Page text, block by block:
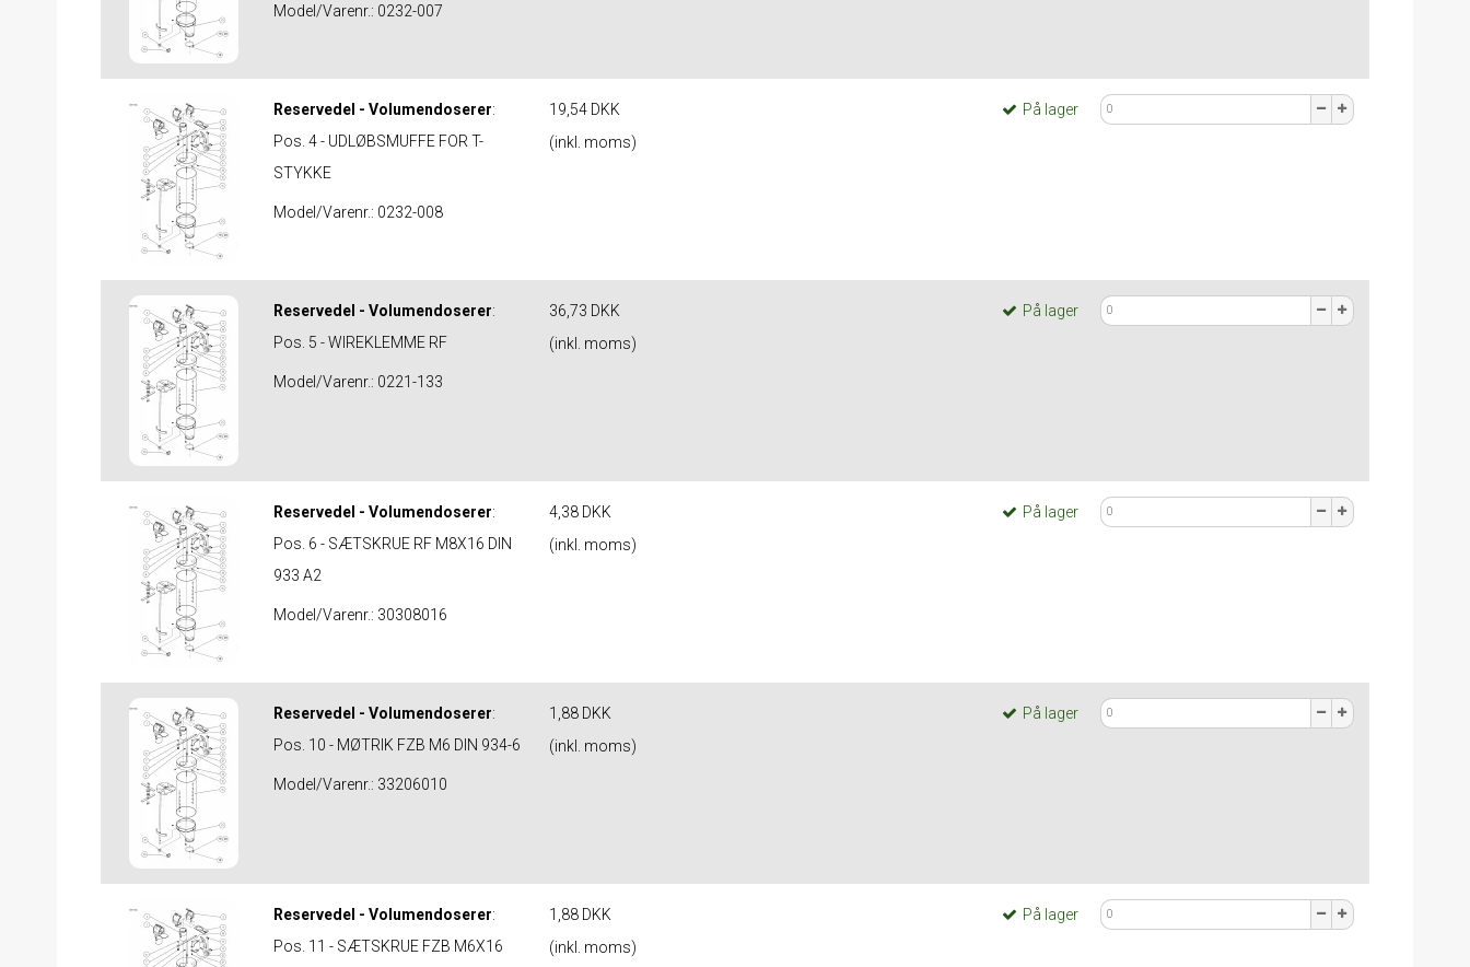
Model/Varenr.: 0232-007
Reservedel - Volumendoserer:
Pos. 4 - UDLØBSMUFFE FOR T-
STYKKE
Model/Varenr.: 0232-008
19,54 DKK
(inkl. moms)
På lager
Reservedel - Volumendoserer:
Pos. 5 - WIREKLEMME RF
Model/Varenr.: 0221-133
36,73 DKK
(inkl. moms)
På lager
Reservedel - Volumendoserer:
Pos. 6 - SÆTSKRUE RF M8X16 DIN
933 A2
Model/Varenr.: 30308016
4,38 DKK
(inkl. moms)
På lager
Reservedel - Volumendoserer:
Pos. 10 - MØTRIK FZB M6 DIN 934-6
Model/Varenr.: 33206010
1,88 DKK
(inkl. moms)
På lager
Reservedel - Volumendoserer:
Pos. 11 - SÆTSKRUE FZB M6X16
1,88 DKK
(inkl. moms)
På lager